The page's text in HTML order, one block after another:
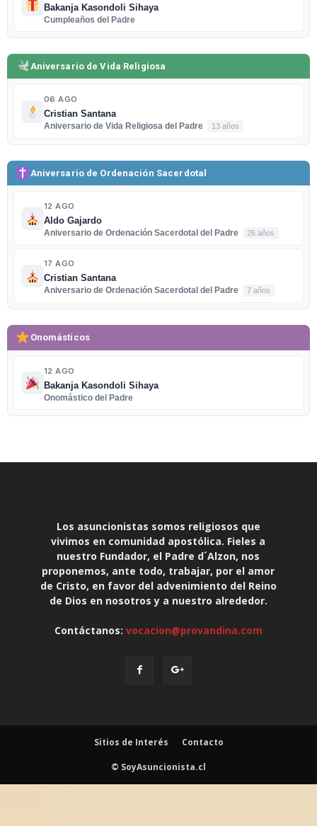
Bakanja Kasondoli Sihaya
Cumpleaños del Padre
Aniversario de Vida Religiosa
06 AGO
Cristian Santana
Aniversario de Vida Religiosa del Padre
13 años
Aniversario de Ordenación Sacerdotal
12 AGO
Aldo Gajardo
Aniversario de Ordenación Sacerdotal del Padre
26 años
17 AGO
Cristian Santana
Aniversario de Ordenación Sacerdotal del Padre
7 años
Onomásticos
12 AGO
Bakanja Kasondoli Sihaya
Onomástico del Padre
Los asuncionistas somos religiosos que
vivimos en comunidad apostólica. Fieles a
nuestro Fundador, el Padre d´Alzon, nos
proponemos, ante todo, trabajar, por el amor
de Cristo, en favor del advenimiento del Reino
de Dios en nosotros y a nuestro alrededor.
Contáctanos: vocacion@provandina.com
Sitios de Interés Contacto
© SoyAsuncionista.cl